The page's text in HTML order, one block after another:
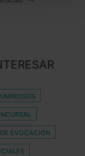
utilizaremos
EVOCACIÓN